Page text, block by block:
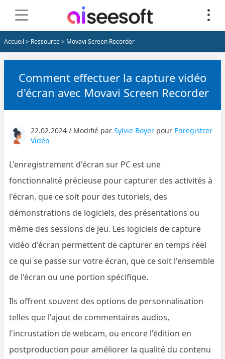
Accueil > Ressource> Movavi Screen Recorder
Comment effectuer la capture vidéo
d'écran avec Movavi Screen Recorder
22.02.2024 / Modifié parSylvie Boyer pour Enregistrer
Vidéo
L'enregistrement d'écran sur PC est une
fonctionnalité précieuse pour capturer des activités à
l'écran, que ce soit pour des tutoriels, des
démonstrations de logiciels, des présentations ou
même des sessions de jeu. Les logiciels de capture
vidéo d'écran permettent de capturer en temps réel
ce qui se passe sur votre écran, que ce soit l'ensemble
de l'écran ou une portion spécifique.
Ils offrent souvent des options de personnalisation
telles que l'ajout de commentaires audios,
l'incrustation de webcam, ou encore l'édition en
postproduction pour améliorer la qualité du contenu